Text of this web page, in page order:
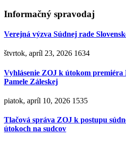
Informačný spravodaj
Verejná výzva Súdnej rade
štvrtok, apríl 23, 2026 1634
Vyhlásenie ZOJ k útokom
Pamele Záleskej
piatok, apríl 10, 2026 1535
Tlačová správa ZOJ k postupu
útokoch na sudcov